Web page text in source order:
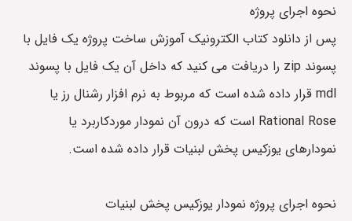
نحوه اجرای پروژه
پس از دانلود کتاب الکترونیک آموزش ساخت پروژه یک فایل با
پسوند zip را دریافت می کنید که داخل آن یک فایل با پسوند
mdl قرار داده شده است که مربوط به نرم افزار رشنال رز یا
Rational Rose است که درون آن نمودار موردکاربرد یا
نمودارهای یوزکیس پخش لبنیات قرار داده شده است.
نحوه اجرای پروژه نمودار یوزکیس پخش لبنیات